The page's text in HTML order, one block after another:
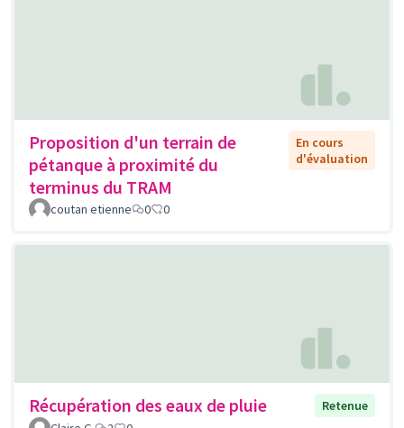
Proposition d'un terrain de
pétanque à proximité du
terminus du TRAM
En cours
d'évaluation
coutan etienne 0 0
Récupération des eaux de pluie
Retenue